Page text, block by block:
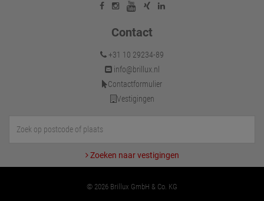
Contact
+31 10 29234-89
info@brillux.nl
Contactformulier
Vestigingen
Zoeken naar vestigingen
© 2026 Brillux GmbH & Co. KG